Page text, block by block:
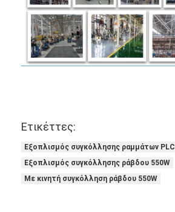
Ετικέττες:
Εξοπλισμός συγκόλλησης ραμμάτων PLC
Εξοπλισμός συγκόλλησης ράβδου 550W
Με κινητή συγκόλληση ράβδου 550W